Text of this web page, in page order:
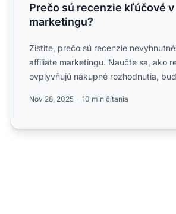
Prečo sú recenzie kľúčové
marketingu?
Zistite, prečo sú recenzie
affiliate marketingu. Naučte sa, ako
ovplyvňujú nákupné rozhodnutia,
Nov 28, 2025 10 min čítania